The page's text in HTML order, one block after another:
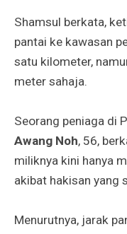
Shamsul berkata,
pantai ke kawasan
satu kilometer,
meter sahaja.
Seorang peniaga di
Awang Noh, 56,
miliknya kini hanya
akibat hakisan yang
Menurutnya, jarak